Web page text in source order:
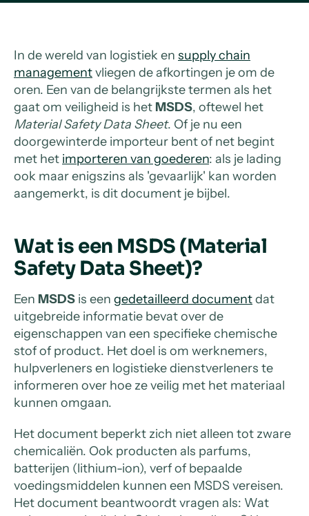
In de wereld van logistiek en supply chain
managementvliegen de afkortingen je om de
oren. Een van de belangrijkste termen als het
gaat om veiligheid is het MSDS, oftewel het
Material Safety Data Sheet. Of je nu een
doorgewinterde importeur bent of net begint
met het importeren van goederen: als je lading
ook maar enigszins als 'gevaarlijk' kan worden
aangemerkt, is dit document je bijbel.
Wat is een MSDS (Material
Safety Data Sheet)?
Een MSDS is een gedetailleerd documentdat
uitgebreide informatie bevat over de
eigenschappen van een specifieke chemische
stof of product. Het doel is om werknemers,
hulpverleners en logistieke dienstverleners te
informeren over hoe ze veilig met het materiaal
kunnen omgaan.
Het document beperkt zich niet alleen tot zware
chemicaliën. Ook producten als parfums,
batterijen (lithium-ion), verf of bepaalde
voedingsmiddelen kunnen een MSDS vereisen.
Het document beantwoordt vragen als: Wat